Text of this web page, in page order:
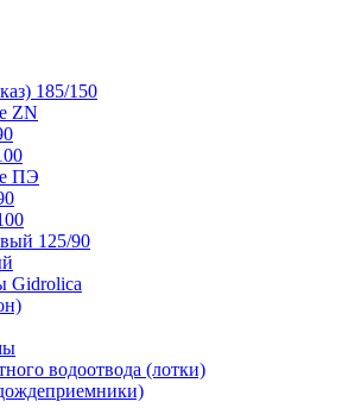
185/150
ZN
ПЭ
125/90
Gidrolica
водоотвода (лотки)